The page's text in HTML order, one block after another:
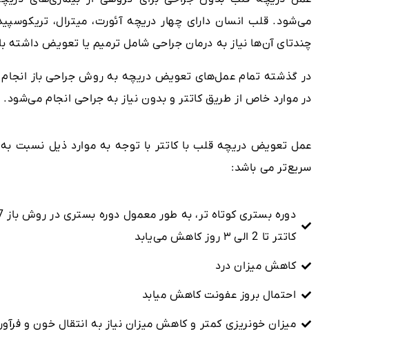
می‌شود. قلب انسان دارای چهار دریچه آئورت، میترال،
چندتای آن‌ها نیاز به درمان جراحی شامل ترمیم یا تعویض داشته
در گذشته تمام عمل‌های تعویض دریچه به روش جراحی باز
در موارد خاص از طریق کاتتر و بدون نیاز به جراحی انجام می‌شود.
عمل تعویض دریچه قلب با کاتتر با توجه به موارد ذیل نسبت
سریع‌تر می باشد:
کاتتر تا 2 الی ۳ روز کاهش می‌یابد
کاهش میزان درد
احتمال بروز عفونت کاهش میابد
میزان خونریزی کمتر و کاهش میزان نیاز به انتقال خون و